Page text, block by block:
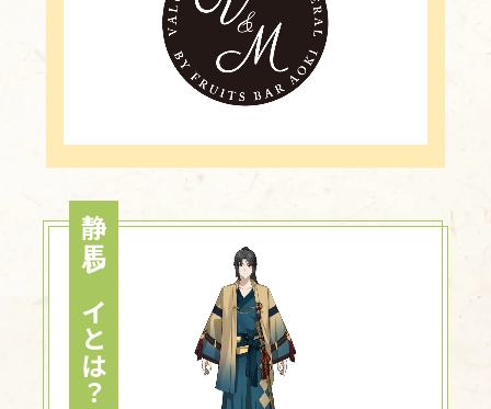
静馬レイとは
？